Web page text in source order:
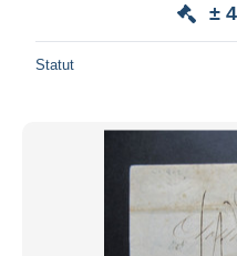
±
Statut